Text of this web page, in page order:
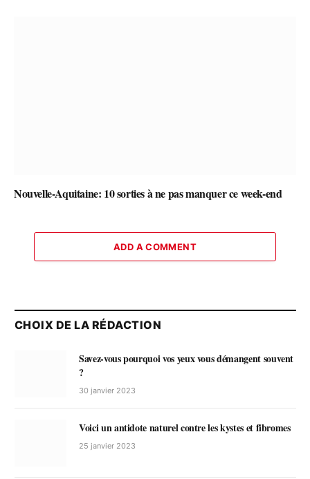
Nouvelle-Aquitaine: 10 sorties à ne pas manquer ce week-end
ADD A COMMENT
CHOIX DE LA RÉDACTION
Savez-vous pourquoi vos yeux vous démangent souvent
?
30 janvier 2023
Voici un antidote naturel contre les kystes et fibromes
25 janvier 2023